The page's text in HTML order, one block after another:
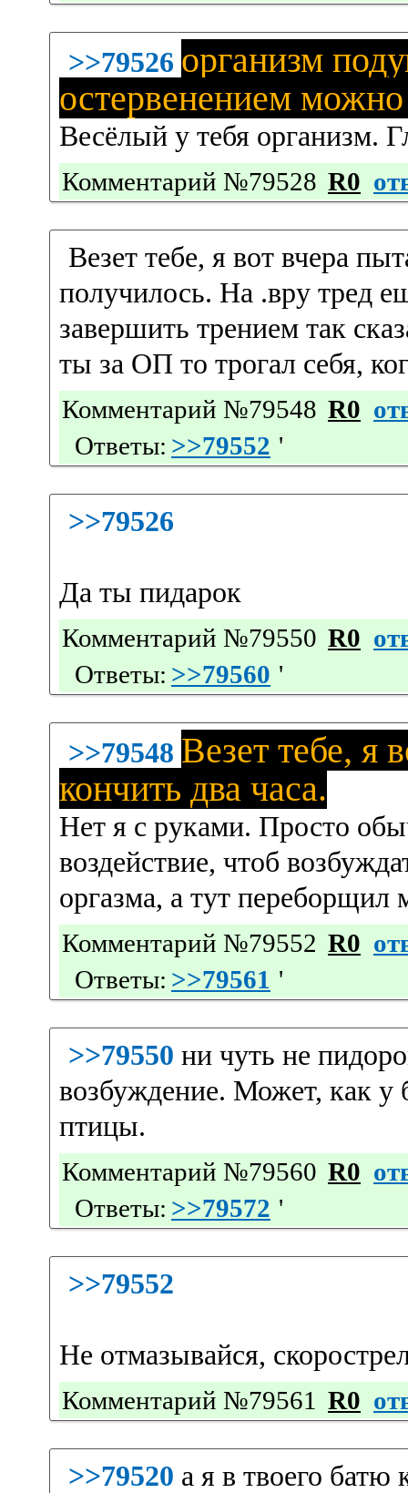
>>79526 организм
остервенением можно
Весёлый у тебя организм.
Комментарий №79528 R0
Везет тебе, я вот вчера
получилось. На .вру тред
завершить трением так
ты за ОП то трогал себя,
Комментарий №79548 R0
Ответы: >>79552 '
>>79526
Да ты пидарок
Комментарий №79550 R0
Ответы: >>79560 '
>>79548 Везет тебе, я
кончить два часа.
Нет я с руками. Просто
воздействие, чтоб
оргазма, а тут переборщил
Комментарий №79552 R0
Ответы: >>79561 '
>>79550 ни чуть не
возбуждение. Может, как у
птицы.
Комментарий №79560 R0
Ответы: >>79572 '
>>79552
Не отмазывайся,
Комментарий №79561 R0
>>79520 а я в твоего